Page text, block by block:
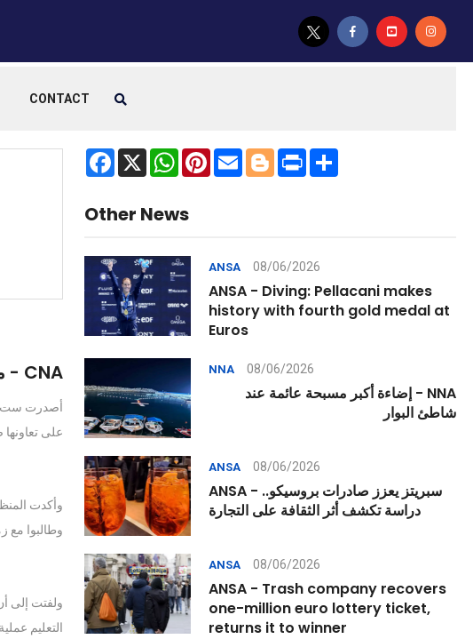
CONTACT
CNA - منظمات تعليمية قبرصية يونانية وقبرصية تركية تؤيد تعزيز التعليم وتوحيد قبرص
على تعاونها
وأكدت
وطالبوا مع
التعليم
Facebook
X WhatsApp
Pinterest
EmailBlogger
Print Share
Other News
ANSA 08/06/2026
ANSA - Diving: Pellacani makes
history with fourth gold medal at
Euros
NNA 08/06/2026
NNA - إضاءة أكبر مسبحة عائمة عند
شاطئ البوار
ANSA 08/06/2026
ANSA - سبريتز يعزز صادرات بروسيكو..
دراسة تكشف أثر الثقافة على التجارة
ANSA 08/06/2026
ANSA - Trash company recovers
one-million euro lottery ticket,
returns it to winner